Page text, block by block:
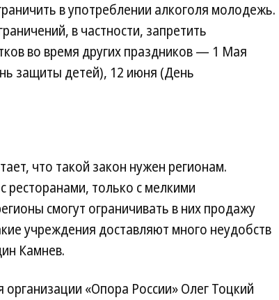
в употреблении алкоголя молодежь.
в частности, запретить
во время других праздников — 1 Мая
защиты детей), 12 июня (День
что такой закон нужен регионам.
ресторанами, только с мелкими
смогут ограничивать в них продажу
учреждения доставляют много неудобств
Камнев.
«Опора России» Олег Тоцкий